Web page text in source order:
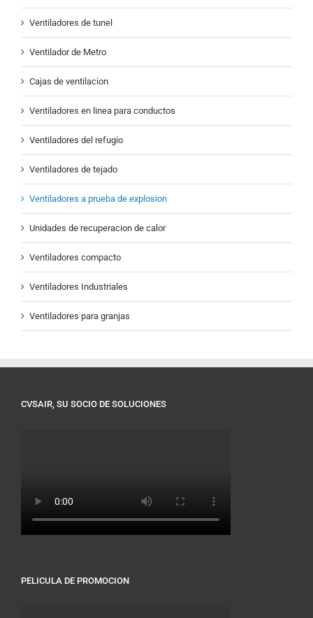
Ventiladores de tunel
Ventilador de Metro
Cajas de ventilacion
Ventiladores en linea para conductos
Ventiladores del refugio
Ventiladores de tejado
Ventiladores a prueba de explosion
Unidades de recuperacion de calor
Ventiladores compacto
Ventiladores Industriales
Ventiladores para granjas
CVSAIR, SU SOCIO DE SOLUCIONES
PELICULA DE PROMOCION